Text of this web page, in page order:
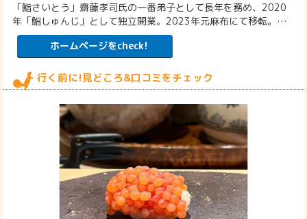
「鮨さいとう」齋藤孝司氏の一番弟子として長年を務め、2020
年「鮨しゅんじ」として独立開業。2023年元麻布にて移転。…
ホームページをcheck!
行く前に!見どころ&口コミをチェック